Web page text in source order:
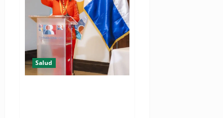
son
clave
para
controlar
tabaquismo
Salud